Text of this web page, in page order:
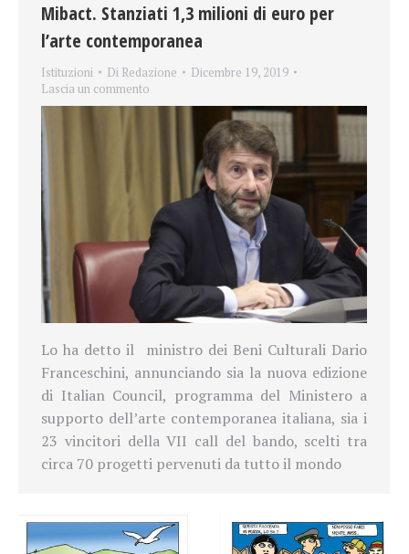
Mibact. Stanziati 1,3 milioni di euro per
l’arte contemporanea
Istituzioni Di Redazione
Dicembre 19, 2019
Lascia un commento
Lo ha detto il
ministro dei Beni Culturali Dario
Franceschini, annunciando sia la nuova edizione
di Italian Council, programma del Ministero a
supporto dell’arte contemporanea italiana, sia i
23 vincitori della VII call del bando, scelti tra
circa 70 progetti pervenuti da tutto il mondo